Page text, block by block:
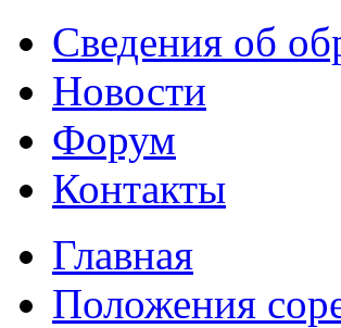
Сведения об
Новости
Форум
Контакты
Главная
Положения